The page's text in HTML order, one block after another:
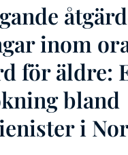
inom
för äldre:
bland
i